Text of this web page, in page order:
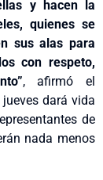
y hacen la
quienes se
sus alas para
con respeto,
, afirmó el
dará vida
de
nada menos